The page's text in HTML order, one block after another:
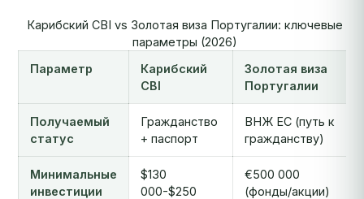
Карибский CBI vs Золотая виза Португалии: ключевые
параметры (2026)
Параметр
Карибский
CBI
Золотая виза
Португалии
Получаемый
статус
Гражданство
+ паспорт
ВНЖ ЕС (путь к
гражданству)
Минимальные
инвестиции
$130
000-$250
€500 000
(фонды/акции)